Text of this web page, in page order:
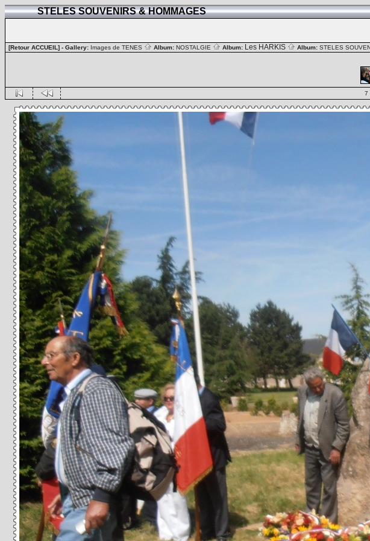
STELES SOUVENIRS & HOMMAGES
[Retour ACCUEIL] - Gallery: Images de TENES Album: NOSTALGIE Album: Les HARKIS Album: STELES
7